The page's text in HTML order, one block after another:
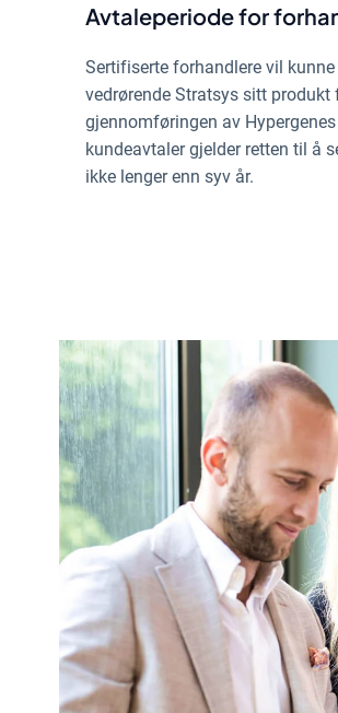
Avtaleperiode for
Sertifiserte forhandlere vil
vedrørende Stratsys sitt
gjennomføringen av
kundeavtaler gjelder retten til å
ikke lenger enn syv år.